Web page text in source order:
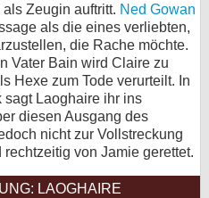
Zeugin auftritt. Ned Gowan
als die eines verliebten,
die Rache möchte.
Vater Bain wird Claire zu
Hexe zum Tode verurteilt. In
Laoghaire ihr ins
diesen Ausgang des
nicht zur Vollstreckung
von Jamie gerettet.
LAOGHAIRE